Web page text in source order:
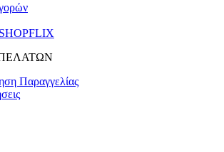
Παραγγελίας